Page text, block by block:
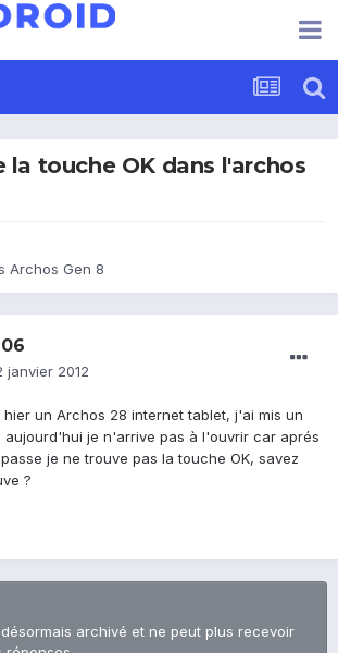
la touche OK dans l'archos
Archos Gen 8
janvier 2012
un Archos 28 internet tablet, j'ai mis un
aujourd'hui je n'arrive pas à l'ouvrir car aprés
je ne trouve pas la touche OK, savez
?
archivé et ne peut plus recevoir